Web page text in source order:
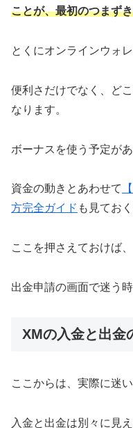
ことが、最初のつまず
とくにオンラインウォ
便利さだけでなく、ど
なります。
ボーナスを使う予定があ
資金の動きとあわせて
方完全ガイド も見てお
ここを押さえておけば、
出金申請の画面で迷う
XMの入金と出金
ここからは、実際に迷
入金と出金は別々に見え